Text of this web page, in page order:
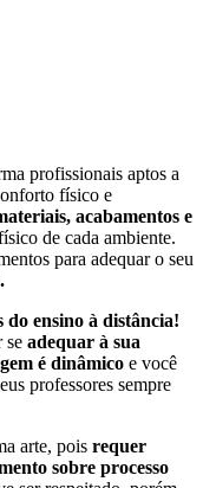
profissionais aptos a
físico e
acabamentos e
de cada ambiente.
para adequar o seu
do ensino à distância!
se adequar à sua
é dinâmico e você
professores sempre
arte, pois requer
sobre processo